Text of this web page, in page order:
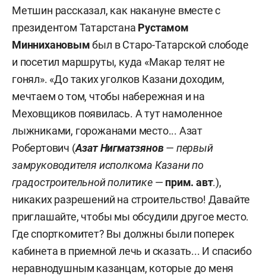
Метшин рассказал, как накануне вместе с
президентом Татарстана Рустамом
Миннихановымбыл в Старо-Татарской слободе
и посетил маршруты, куда «Макар телят не
гонял». «До таких уголков Казани доходим,
мечтаем о том, чтобы набережная и на
Меховщиков появилась. А тут намоленное
лыжниками, горожанами место... Азат
Робертович (Азат Нигматзянов— первый
замруководителя исполкома Казани по
градостроительной политике— прим. авт.),
никаких разрешений на строительство! Давайте
приглашайте, чтобы мы обсудили другое место.
Где спорткомитет? Вы должны были поперек
кабинета в приемной лечь и сказать... И спасибо
неравнодушным казанцам, которые до меня